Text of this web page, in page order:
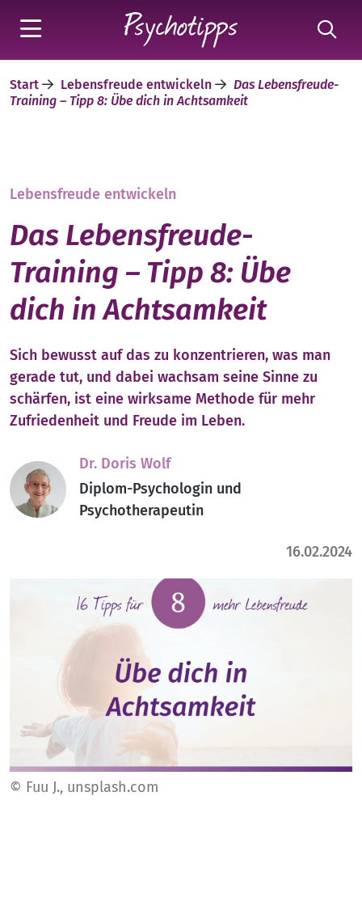
Start Lebensfreude entwickeln
Das Lebensfreude-
Training – Tipp 8: Übe dich in Achtsamkeit
Lebensfreude entwickeln
Das Lebensfreude-
Training – Tipp 8: Übe
dich in Achtsamkeit
Sich bewusst auf das zu konzentrieren, was man
gerade tut, und dabei wachsam seine Sinne zu
schärfen, ist eine wirksame Methode für mehr
Zufriedenheit und Freude im Leben.
Dr. Doris Wolf
Diplom-Psychologin und
Psychotherapeutin
16.02.2024
© Fuu J., unsplash.com